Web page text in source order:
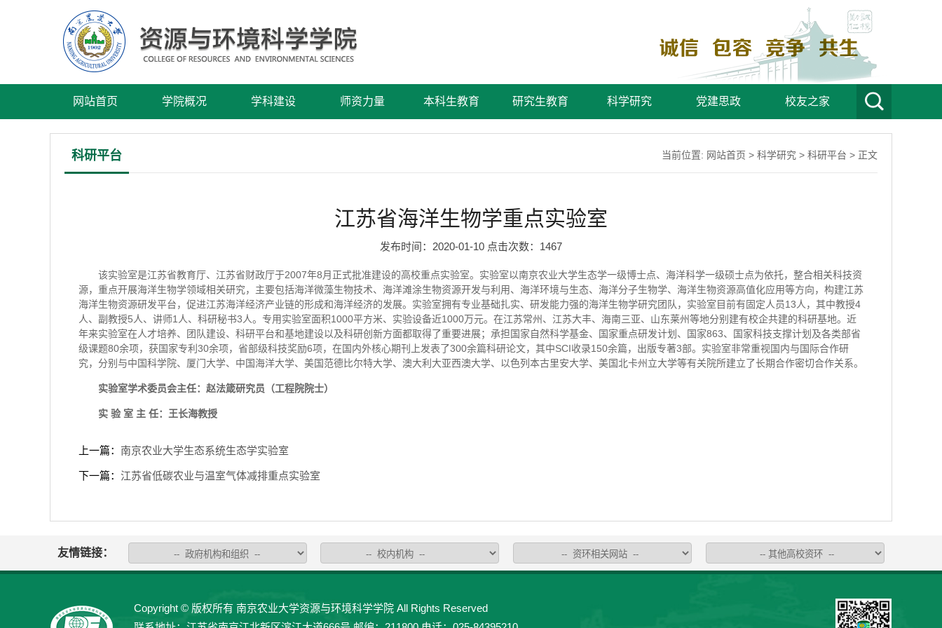
网站首页 学院概况 学科建设 师资力量 本科生教育 研究生教育 科学研究 党建思政 校友之家
科研平台 当前位置: 网站首页 > 科学研究 > 科研平台 > 正文
江苏省海洋生物学重点实验室
发布时间：2020-01-10 点击次数： 1467
该实验室是江苏省教育厅、江苏省财政厅于2007年8月正式批准建设的高校重点实验室。实验室以南京农业大学生态学一级博士点、海洋科学一级硕士点为依托，整合相关科技资
源，重点开展海洋生物学领域相关研究，主要包括海洋微藻生物技术、海洋滩涂生物资源开发与利用、海洋环境与生态、海洋分子生物学、海洋生物资源高值化应用等方向，构建江苏
海洋生物资源研发平台，促进江苏海洋经济产业链的形成和海洋经济的发展。实验室拥有专业基础扎实、研发能力强的海洋生物学研究团队，实验室目前有固定人员13人，其中教授4
人、副教授5人、讲师1人、科研秘书3人。专用实验室面积1000平方米、实验设备近1000万元。在江苏常州、江苏大丰、海南三亚、山东莱州等地分别建有校企共建的科研基地。近
年来实验室在人才培养、团队建设、科研平台和基地建设以及科研创新方面都取得了重要进展；承担国家自然科学基金、国家重点研发计划、国家863、国家科技支撑计划及各类部省
级课题80余项，获国家专利30余项，省部级科技奖励6项，在国内外核心期刊上发表了300余篇科研论文，其中SCI收录150余篇，出版专著3部。实验室非常重视国内与国际合作研
究，分别与中国科学院、厦门大学、中国海洋大学、美国范德比尔特大学、澳大利大亚西澳大学、以色列本古里安大学、美国北卡州立大学等有关院所建立了长期合作密切合作关系。
实验室学术委员会主任：赵法箴研究员（工程院院士）
实 验 室 主 任： 王长海教授
上一篇： 南京农业大学生态系统生态学实验室
下一篇： 江苏省低碳农业与温室气体减排重点实验室
友情链接：
Copyright © 版权所有 南京农业大学资源与环境科学学院 All Rights Reserved